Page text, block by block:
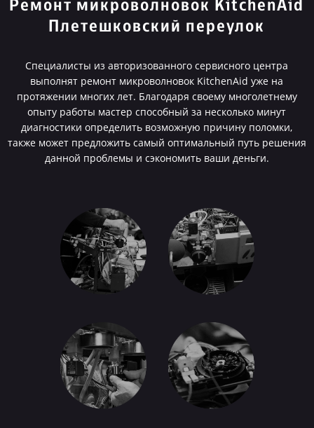
Ремонт микроволновок KitchenAid
Плетешковский переулок
Специалисты из авторизованного сервисного центра
выполнят ремонт микроволновок KitchenAid уже на
протяжении многих лет. Благодаря своему многолетнему
опыту работы мастер способный за несколько минут
диагностики определить возможную причину поломки,
также может предложить самый оптимальный путь решения
данной проблемы и сэкономить ваши деньги.